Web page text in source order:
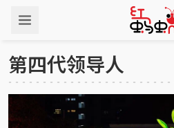
第四代领导人